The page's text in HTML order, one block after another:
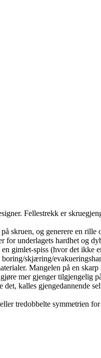
Fellestrekk er
skruen, og generere en
for underlagets hardhet og
gimlet-spiss (hvor det ikke
boring/skjæring/
Mangelen på en
mer gjenger tilgjengelig
kalles gjengedannende
tredobbelte symmetrien for